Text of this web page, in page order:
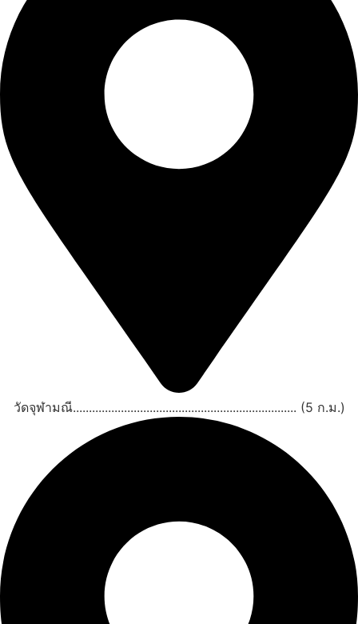
วัดจุฬามณี...................................................................... (5 ก.ม.)